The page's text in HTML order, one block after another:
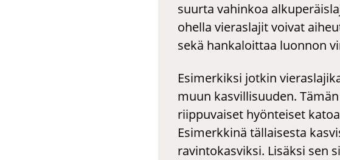
suurta vahinkoa
ohella vieraslajit voivat
sekä hankaloittaa luonnon
Esimerkiksi jotkin
muun kasvillisuuden.
riippuvaiset hyönteiset
Esimerkkinä tällaisesta
ravintokasviksi. Lisäksi sen